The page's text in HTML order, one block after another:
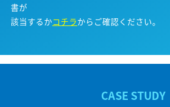
書が
該当するかコチラからご確認ください。